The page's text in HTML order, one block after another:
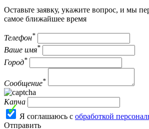
Оставьте заявку, укажите вопрос, и мы
самое ближайшее время
Телефон*
Ваше имя*
Город*
Сообщение*
Капча
Я соглашаюсь с обработкой
Отправить